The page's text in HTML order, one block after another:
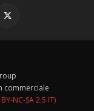
commerciale
NC-SA 2.5 IT)